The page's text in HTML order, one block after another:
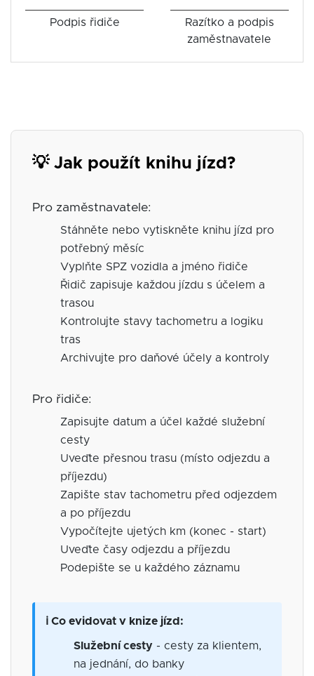
Podpis řidiče
Razítko a podpis
zaměstnavatele
💡 Jak použít knihu jízd?
Pro zaměstnavatele:
Stáhněte nebo vytiskněte knihu jízd pro
potřebný měsíc
Vyplňte SPZ vozidla a jméno řidiče
Řidič zapisuje každou jízdu s účelem a
trasou
Kontrolujte stavy tachometru a logiku
tras
Archivujte pro daňové účely a kontroly
Pro řidiče:
Zapisujte datum a účel každé služební
cesty
Uveďte přesnou trasu (místo odjezdu a
příjezdu)
Zapište stav tachometru před odjezdem
a po příjezdu
Vypočítejte ujetých km (konec - start)
Uveďte časy odjezdu a příjezdu
Podepište se u každého záznamu
ℹ️ Co evidovat v knize jízd:
Služební cesty - cesty za klientem,
na jednání, do banky